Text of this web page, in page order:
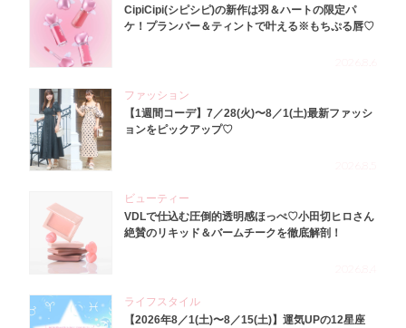
CipiCipi(シピシピ)の新作は羽＆ハートの限定パ
ケ！プランパー＆ティントで叶える※もちぷる唇♡
ファッション
【1週間コーデ】7／28(火)〜8／1(土)最新ファッシ
ョンをピックアップ♡
ビューティー
VDLで仕込む圧倒的透明感ほっぺ♡小田切ヒロさん
絶賛のリキッド＆バームチークを徹底解剖！
ライフスタイル
【2026年8／1(土)〜8／15(土)】運気UPの12星座